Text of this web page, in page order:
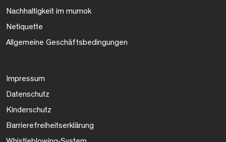
Nachhaltigkeit im mumok
Netiquette
Allgemeine Geschäftsbedingungen
Impressum
Datenschutz
Kinderschutz
Barrierefreiheitserklärung